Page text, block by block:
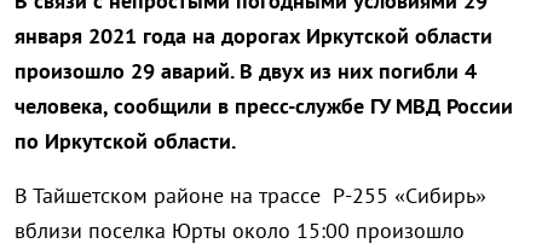
января 2021 года на дорогах Иркутской области
произошло 29 аварий. В двух из них погибли 4
человека, сообщили в пресс-службе ГУ МВД России
по Иркутской области.
В Тайшетском районе на трассе Р-255 «Сибирь»
вблизи поселка Юрты около 15:00 произошло